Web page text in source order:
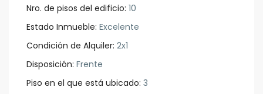
Nro. de pisos del edificio: 10
Estado Inmueble: Excelente
Condición de Alquiler: 2x1
Disposición: Frente
Piso en el que está ubicado: 3